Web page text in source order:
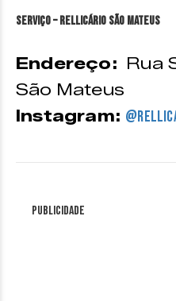
Serviço – Rellicário São Mateus
Endereço: Rua
São Mateus
Instagram: @
Publicidade